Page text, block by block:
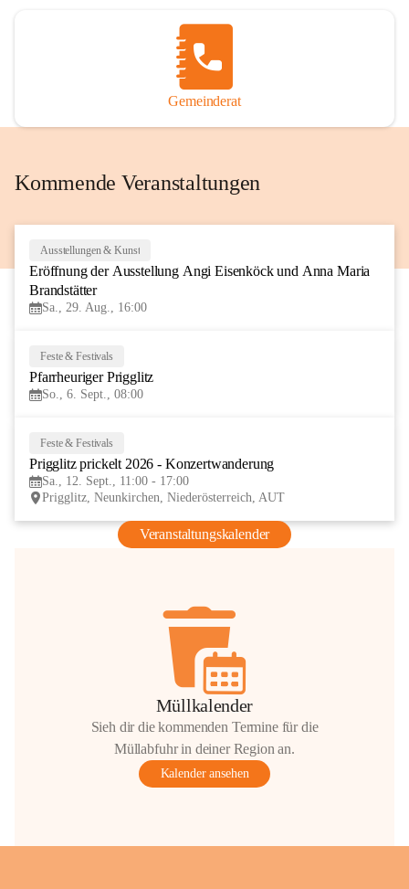
Gemeinderat
Kommende Veranstaltungen
AUG
Ausstellungen & Kunst
Eröffnung der Ausstellung Angi Eisenköck und Anna Maria
Brandstätter
Sa., 29. Aug., 16:00
Feste & Festivals
Pfarrheuriger Prigglitz
So., 6. Sept., 08:00
Feste & Festivals
Prigglitz prickelt 2026 - Konzertwanderung
Sa., 12. Sept., 11:00 - 17:00
Prigglitz, Neunkirchen, Niederösterreich, AUT
Veranstaltungskalender
Müllkalender
Sieh dir die kommenden Termine für die
Müllabfuhr in deiner Region an.
Kalender ansehen